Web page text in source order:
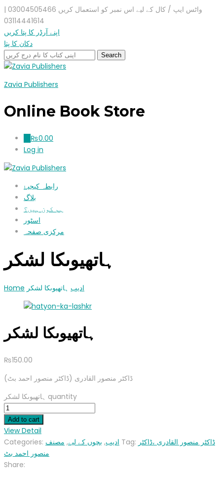
واٹس ایپ / کال کے لیے اس نمبر کو استعمال کریں 03004505466 |
03114441614
اپنے آرڈر کا پتا کریں
دکان کا پتا
Zavia Publishers
Online Book Store
₨0.00
Log in
رابطہ کیجیۓ
بلاگ
ہم کون ہیں؟
اسٹور
مرکزی صفحہ
ہاتھیوںکا لشکر
Home ادیب ہاتھیوںکا لشکر
ہاتھیوںکا لشکر
₨150.00
(ڈاکٹر منصور القادری (ڈاکٹر منصور احمد بٹ
ہاتھیوںکا لشکر quantity
Add to cart
View Detail
Categories:
ادیب, بچوں کے لیے, مصنف Tag: ڈاکٹر منصور القادری ،ڈاکٹر
منصور احمد بٹ
Share: